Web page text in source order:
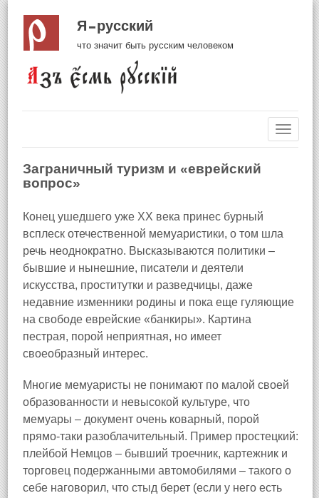
Я русский
что значит быть русским человеком
Заграничный туризм и «еврейский
вопрос»
Конец ушедшего уже XX века принес бурный
всплеск отечественной мемуаристики, о том шла
речь неоднократно. Высказываются политики –
бывшие и нынешние, писатели и деятели
искусства, проститутки и разведчицы, даже
недавние изменники родины и пока еще гуляющие
на свободе еврейские «банкиры». Картина
пестрая, порой неприятная, но имеет
своеобразный интерес.
Многие мемуаристы не понимают по малой своей
образованности и невысокой культуре, что
мемуары – документ очень коварный, порой
прямо‑таки разоблачительный. Пример простецкий:
плейбой Немцов – бывший троечник, картежник и
торговец подержанными автомобилями – такого о
себе наговорил, что стыд берет (если у него есть